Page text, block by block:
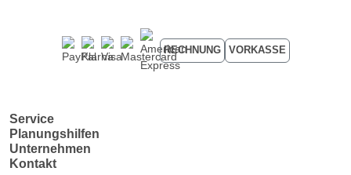
RECHNUNG VORKASSE
Service
Planungshilfen
Unternehmen
Kontakt